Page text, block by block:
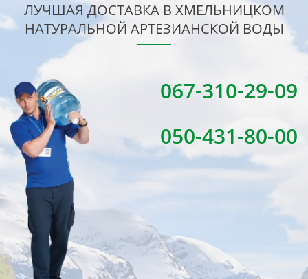
ЛУЧШАЯ ДОСТАВКА В ХМЕЛЬНИЦКОМ
НАТУРАЛЬНОЙ АРТЕЗИАНСКОЙ ВОДЫ
067-310-29-09
050-431-80-00